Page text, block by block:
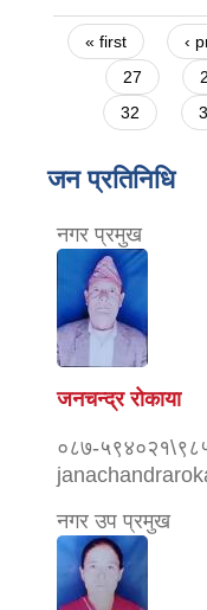
Pages
« first ‹
27
32
जन प्रतिनिधि
नगर प्रमुख
जनचन्द्र रोकाया
०८७-
नगर उप प्रमुख